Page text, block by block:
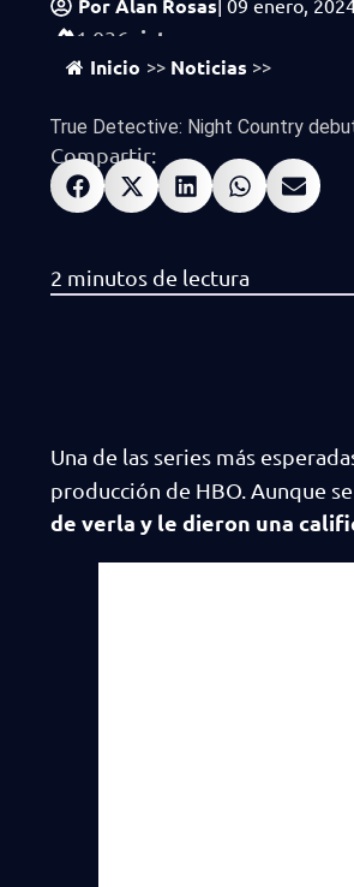
PorAlan Rosas| 09 enero,
1,036 vistas
Inicio >> Noticias >>
True Detective: Night Country
Compartir:
Una de las series más
producción de HBO. Aunque
de verla y le dieron una